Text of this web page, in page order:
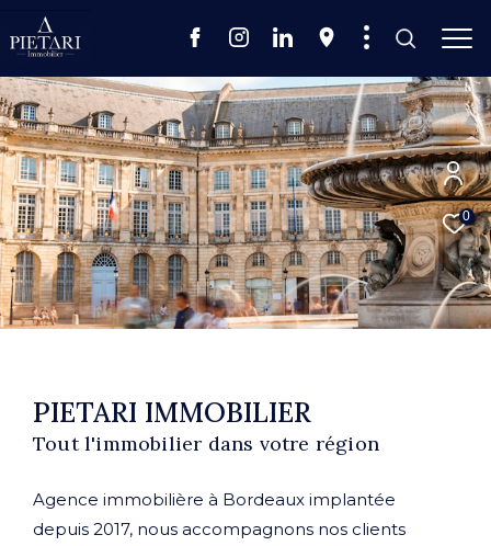
0
PIETARI IMMOBILIER
Tout l'immobilier dans votre région
Agence immobilière à Bordeaux implantée
depuis 2017, nous accompagnons nos clients